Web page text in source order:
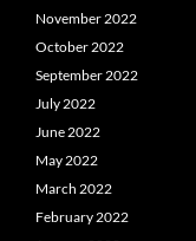
November 2022
October 2022
September 2022
July 2022
June 2022
May 2022
March 2022
February 2022